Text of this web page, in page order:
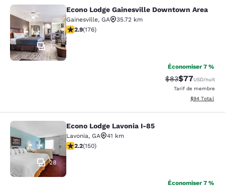
Econo Lodge Gainesville Downtown
37
Econo Lodge Gainesville Downtown Area
Gainesville, GA
35.72 km
2.86 étoiles. Moyen. 176 commentaires
2.9(176)
Économiser 7 %
Tarif barré :
$83Tarif réduit :
$77USD/nuit
Tarif de membre
Afficher les
$94 Total
Econo Lodge Lavonia I-85
28
Econo Lodge Lavonia I-85
Lavonia, GA
41 km
2.21 étoiles. Moyen. 150 commentaires
2.2(150)
Économiser 7 %